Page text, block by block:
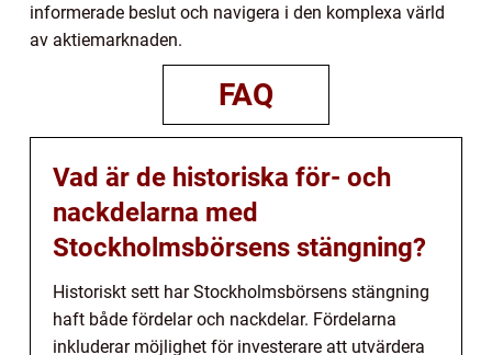
informerade beslut och navigera i den komplexa värld
av aktiemarknaden.
FAQ
Vad är de historiska för- och
nackdelarna med
Stockholmsbörsens stängning?
Historiskt sett har Stockholmsbörsens stängning
haft både fördelar och nackdelar. Fördelarna
inkluderar möjlighet för investerare att utvärdera